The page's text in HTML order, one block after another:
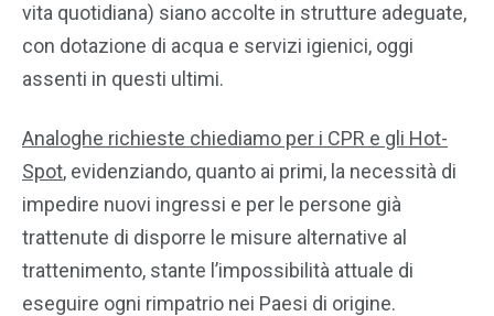
vita quotidiana) siano accolte in strutture adeguate,
con dotazione di acqua e servizi igienici, oggi
assenti in questi ultimi.
Analoghe richieste chiediamo per i CPR e gli Hot-
Spot, evidenziando, quanto ai primi, la necessità di
impedire nuovi ingressi e per le persone già
trattenute di disporre le misure alternative al
trattenimento, stante l’impossibilità attuale di
eseguire ogni rimpatrio nei Paesi di origine.